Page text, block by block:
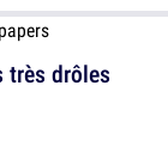
très drôles